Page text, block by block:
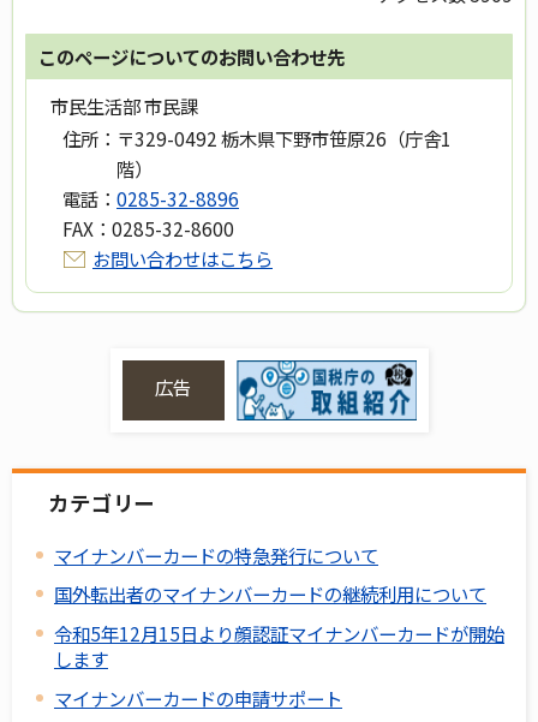
このページについてのお問い合わせ先
市民生活部 市民課
住所： 〒329-0492 栃木県下野市笹原26（庁舎1
階）
電話： 0285-32-8896
FAX： 0285-32-8600
お問い合わせはこちら
広告
カテゴリー
マイナンバーカードの特急発行について
国外転出者のマイナンバーカードの継続利用について
令和5年12月15日より顔認証マイナンバーカードが開始
します
マイナンバーカードの申請サポート